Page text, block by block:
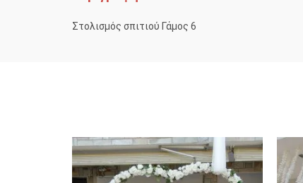
Στολισμός σπιτιού Γάμος 6